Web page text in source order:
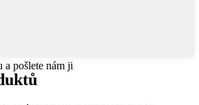
a pošlete nám ji